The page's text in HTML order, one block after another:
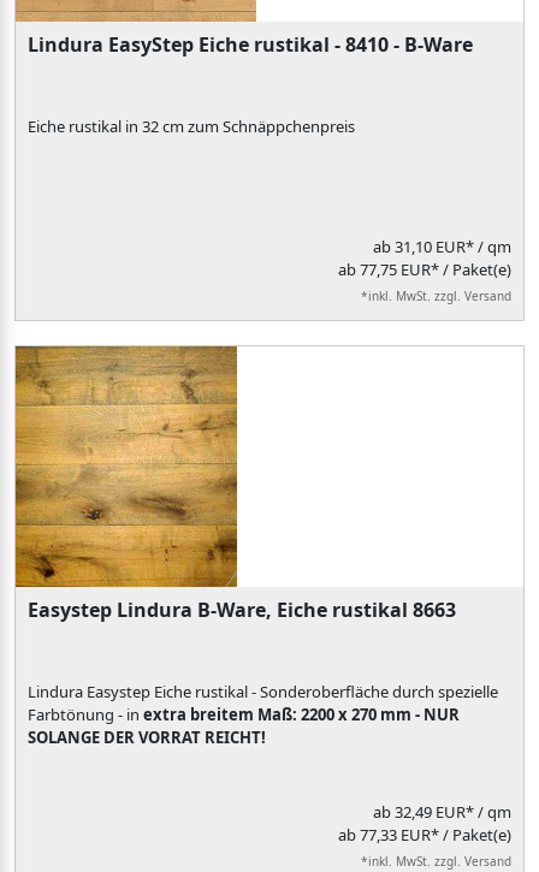
Lindura EasyStep Eiche rustikal - 8410 - B-Ware
Eiche rustikal in 32 cm zum Schnäppchenpreis
ab31,10 EUR*/ qm
ab 77,75 EUR* / Paket(e)
*inkl. MwSt. zzgl. Versand
Easystep Lindura B-Ware, Eiche rustikal 8663
Lindura Easystep Eiche rustikal - Sonderoberfläche durch spezielle
Farbtönung - in extra breitem Maß: 2200 x 270 mm - NUR
SOLANGE DER VORRAT REICHT!
ab32,49 EUR*/ qm
ab 77,33 EUR* / Paket(e)
*inkl. MwSt. zzgl. Versand